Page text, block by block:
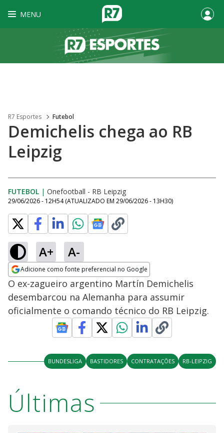
MENU
R7 Esportes Futebol
Demichelis chega ao RB
Leipzig
FUTEBOL | Onefootball - RB Leipzig
29/06/2026 - 12H54 (ATUALIZADO EM 29/06/2026 - 13H30)
A+ A-
Adicione como fonte preferencial no Google
Opens in new window
O ex-zagueiro argentino Martín Demichelis
desembarcou na Alemanha para assumir
oficialmente o comando técnico do RB Leipzig.
BUNDESLIGA BASTIDORES CONTRATAÇÕES RB-LEIPZIG
Últimas